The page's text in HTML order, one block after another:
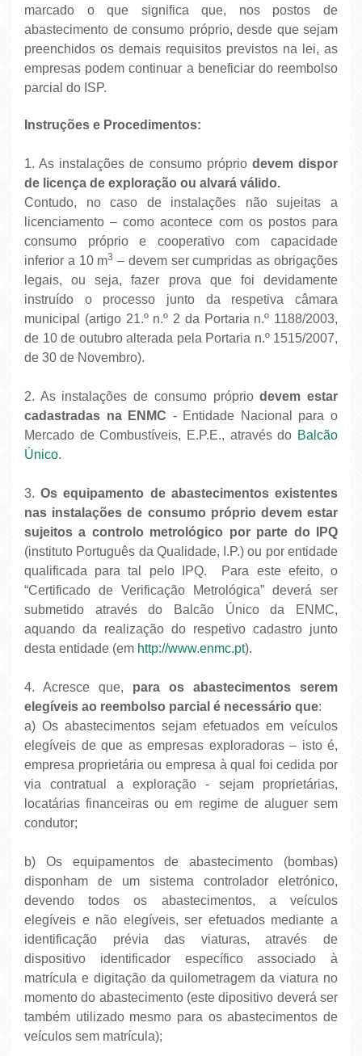
marcado o que significa que, nos postos de
abastecimento de consumo próprio, desde que sejam
preenchidos os demais requisitos previstos na lei, as
empresas podem continuar a beneficiar do reembolso
parcial do ISP.
Instruções e Procedimentos:
1. As instalações de consumo próprio devem dispor
de licença de exploração ou alvará válido.
Contudo, no caso de instalações não sujeitas a
licenciamento – como acontece com os postos para
consumo próprio e cooperativo com capacidade
inferior a 10 m3 – devem ser cumpridas as obrigações
legais, ou seja, fazer prova que foi devidamente
instruído o processo junto da respetiva câmara
municipal (artigo 21.º n.º 2 da Portaria n.º 1188/2003,
de 10 de outubro alterada pela Portaria n.º 1515/2007,
de 30 de Novembro).
2. As instalações de consumo própriodevem estar
cadastradas na ENMC - Entidade Nacional para o
Mercado de Combustíveis, E.P.E., através do Balcão
Único.
3.Os equipamento de abastecimentos existentes
nas instalações de consumo próprio devem estar
sujeitos a controlo metrológico por parte do IPQ
(instituto Português da Qualidade, I.P.) ou por entidade
qualificada para tal pelo IPQ. Para este efeito, o
“Certificado de Verificação Metrológica” deverá ser
submetido através do Balcão Único da ENMC,
aquando da realização do respetivo cadastro junto
desta entidade (em http://www.enmc.pt).
4. Acresce que, para os abastecimentos serem
elegíveis ao reembolso parcial é necessário que:
a) Os abastecimentos sejam efetuados em veículos
elegíveis de que as empresas exploradoras – isto é,
empresa proprietária ou empresa à qual foi cedida por
via contratual a exploração - sejam proprietárias,
locatárias financeiras ou em regime de aluguer sem
condutor;
b) Os equipamentos de abastecimento (bombas)
disponham de um sistema controlador eletrónico,
devendo todos os abastecimentos, a veículos
elegíveis e não elegíveis, ser efetuados mediante a
identificação prévia das viaturas, através de
dispositivo identificador específico associado à
matrícula e digitação da quilometragem da viatura no
momento do abastecimento (este dipositivo deverá ser
também utilizado mesmo para os abastecimentos de
veículos sem matrícula);